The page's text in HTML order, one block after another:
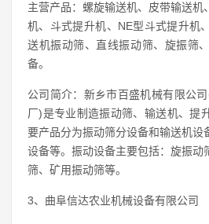
主营产品：螺旋输送机、皮带输送机
机、斗式提升机、NE型斗式提升机
送机振动筛、直线振动筛、旋振筛
备。
公司简介：新乡市百盛机械有限公
厂)是专业制造振动筛、输送机、提
要产品分为振动筛分设备和输送机设
设备等。振动设备主要包括：旋振动
筛、矿用振动筛等。
3、曲阜信达农业机械设备有限公司